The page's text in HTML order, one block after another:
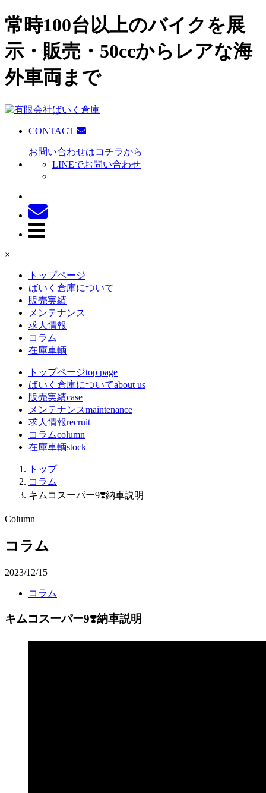
常時100台以上のバイクを展
示・販売・50ccからレアな海
外車両まで
CONTACT
お問い合わせはコチラから
LINEでお問い合わせ
×
トップページ
ばいく倉庫について
販売実績
メンテナンス
求人情報
コラム
在庫車輌
トップページtop page
ばいく倉庫についてabout us
販売実績case
メンテナンスmaintenance
求人情報recruit
コラムcolumn
在庫車輌stock
トップ
コラム
キムコスーパー9❣️納車説明
Column
コラム
2023/12/15
コラム
キムコスーパー9❣️納車説明